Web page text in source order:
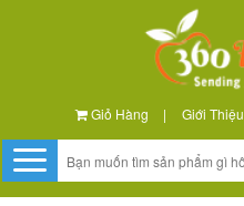
Giỏ Hàng | Giới Thiệu